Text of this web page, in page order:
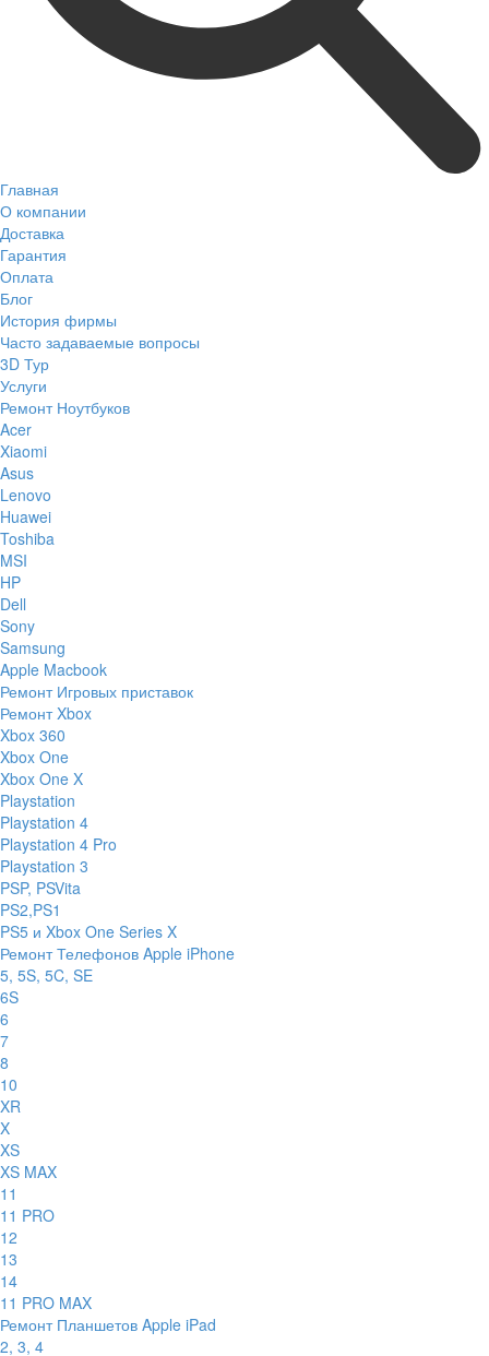
Главная
О компании
Доставка
Гарантия
Оплата
Блог
История фирмы
Часто задаваемые вопросы
3D Тур
Услуги
Ремонт Ноутбуков
Acer
Xiaomi
Asus
Lenovo
Huawei
Toshiba
MSI
HP
Dell
Sony
Samsung
Apple Macbook
Ремонт Игровых приставок
Ремонт Xbox
Xbox 360
Xbox One
Xbox One X
Playstation
Playstation 4
Playstation 4 Pro
Playstation 3
PSP, PSVita
PS2,PS1
PS5 и Xbox One Series X
Ремонт Телефонов Apple iPhone
5, 5S, 5C, SE
6S
6
7
8
10
XR
X
XS
XS MAX
11
11 PRO
12
13
14
11 PRO MAX
Ремонт Планшетов Apple iPad
2, 3, 4